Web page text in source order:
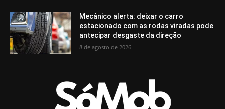
Mecânico alerta: deixar o carro
estacionado com as rodas viradas pode
antecipar desgaste da direção
8 de agosto de 2026